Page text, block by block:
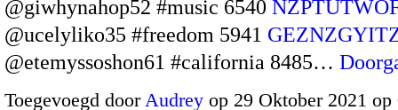
@giwhynahop52 #music 6540
@ucelyliko35 #freedom 5941
@etemyssoshon61 #california 8485…
Toegevoegd doorAudrey op 29 Oktober 2021